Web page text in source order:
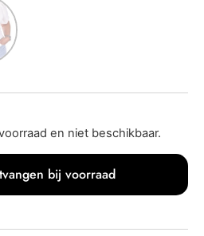
en niet beschikbaar.
bij voorraad